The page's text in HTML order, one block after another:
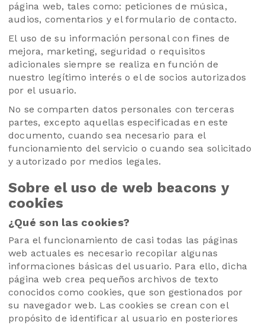
página web, tales como: peticiones de música,
audios, comentarios y el formulario de contacto.
El uso de su información personal con fines de
mejora, marketing, seguridad o requisitos
adicionales siempre se realiza en función de
nuestro legítimo interés o el de socios autorizados
por el usuario.
No se comparten datos personales con terceras
partes, excepto aquellas especificadas en este
documento, cuando sea necesario para el
funcionamiento del servicio o cuando sea solicitado
y autorizado por medios legales.
Sobre el uso de web beacons y
cookies
¿Qué son las cookies?
Para el funcionamiento de casi todas las páginas
web actuales es necesario recopilar algunas
informaciones básicas del usuario. Para ello, dicha
página web crea pequeños archivos de texto
conocidos como cookies, que son gestionados por
su navegador web. Las cookies se crean con el
propósito de identificar al usuario en posteriores